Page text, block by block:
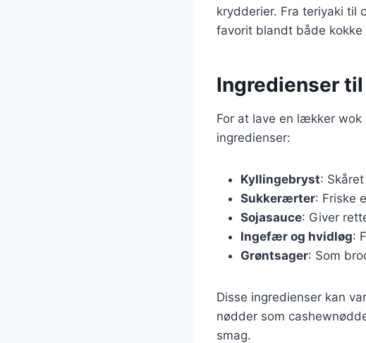
krydderier. Fra teriyaki til
favorit blandt både kokke
Ingredienser
For at lave en lækker
ingredienser:
Kyllingebryst:
Sukkerærter: Friske
Sojasauce: Giver
Ingefær og hvidløg:
Grøntsager: Som
Disse ingredienser kan
nødder som
smag.